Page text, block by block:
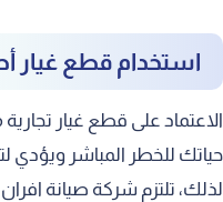
استخدام قطع غيار
الاعتماد على قطع غيار
حياتك للخطر المباشر ويؤدي
لذلك، تلتزم شركة صيانة